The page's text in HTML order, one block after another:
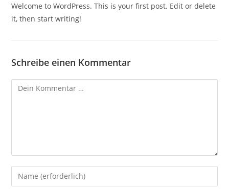
Welcome to WordPress. This is your first post. Edit or delete
it, then start writing!
Schreibe einen Kommentar
Kommentar
Gib
deinen